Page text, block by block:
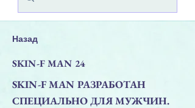
Назад
SKIN-F MAN 24
SKIN-F MAN РАЗРАБОТАН
СПЕЦИАЛЬНО ДЛЯ МУЖЧИН.